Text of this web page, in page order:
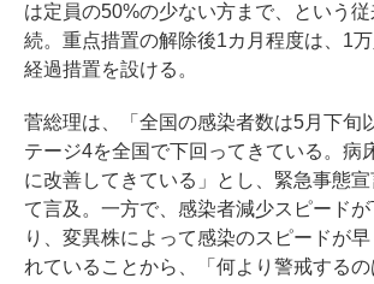
は定員の50%の少ない方まで、という
続。重点措置の解除後1カ月程度は、1
経過措置を設ける。
菅総理は、「全国の感染者数は5月下旬
テージ4を全国で下回ってきている。病
に改善してきている」とし、緊急事態
て言及。一方で、感染者減少スピード
り、変異株によって感染のスピードが
れていることから、「何より警戒する